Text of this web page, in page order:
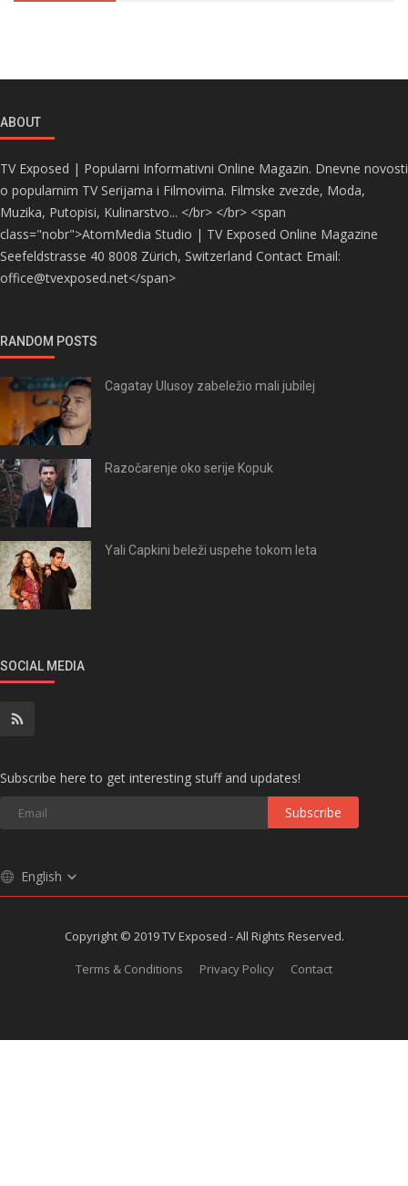
ABOUT
TV Exposed | Popularni Informativni Online Magazin. Dnevne novosti
o popularnim TV Serijama i Filmovima. Filmske zvezde, Moda,
Muzika, Putopisi, Kulinarstvo... </br> </br> <span
class="nobr">AtomMedia Studio | TV Exposed Online Magazine
Seefeldstrasse 40 8008 Zürich, Switzerland Contact Email:
office@tvexposed.net</span>
RANDOM POSTS
Cagatay Ulusoy zabeležio mali jubilej
Razočarenje oko serije Kopuk
Yali Capkini beleži uspehe tokom leta
SOCIAL MEDIA
Subscribe here to get interesting stuff and updates!
Subscribe
English
Copyright © 2019 TV Exposed - All Rights Reserved.
Terms & Conditions
Privacy Policy Contact